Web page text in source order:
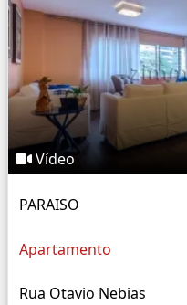
Vídeo
PARAISO
Apartamento
Rua Otavio Nebias